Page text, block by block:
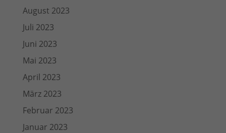
August 2023
Juli 2023
Juni 2023
Mai 2023
April 2023
März 2023
Februar 2023
Januar 2023